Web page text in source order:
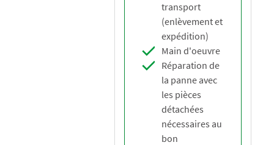
transport
(enlèvement et
expédition)
Main d'oeuvre
Réparation de
la panne avec
les pièces
détachées
nécessaires au
bon